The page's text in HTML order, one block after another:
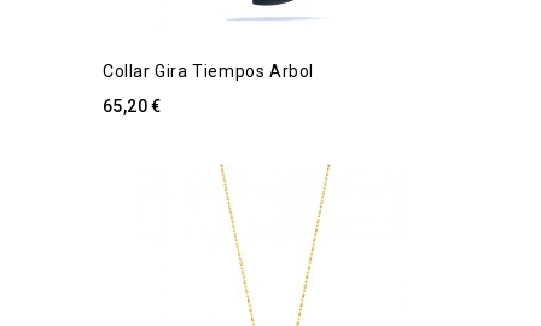
Collar Gira Tiempos Arbol
65,20 €